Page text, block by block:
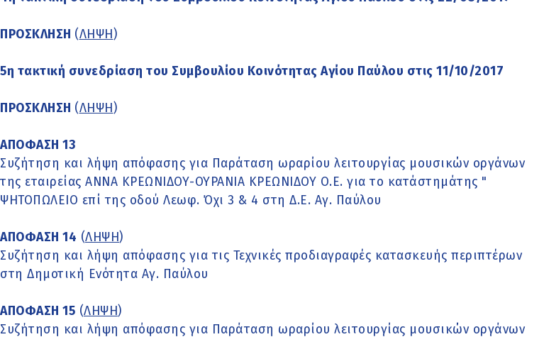
ΠΡΟΣΚΛΗΣΗ (ΛΗΨΗ)
5η τακτική συνεδρίαση του Συμβουλίου Κοινότητας Αγίου Παύλου στις 11/10/2017
ΠΡΟΣΚΛΗΣΗ (ΛΗΨΗ)
ΑΠΟΦΑΣΗ 13
Συζήτηση και λήψη απόφασης για Παράταση ωραρίου λειτουργίας μουσικών οργάνων
της εταιρείας ΑΝΝΑ ΚΡΕΩΝΙΔΟΥ-ΟΥΡΑΝΙΑ ΚΡΕΩΝΙΔΟΥ Ο.Ε. για το κατάστημάτης "
ΨΗΤΟΠΩΛΕΙΟ επί της οδού Λεωφ. Όχι 3 & 4 στη Δ.Ε. Αγ. Παύλου
ΑΠΟΦΑΣΗ 14 (ΛΗΨΗ)
Συζήτηση και λήψη απόφασης για τις Τεχνικές προδιαγραφές κατασκευής περιπτέρων
στη Δημοτική Ενότητα Αγ. Παύλου
ΑΠΟΦΑΣΗ 15 (ΛΗΨΗ)
Συζήτηση και λήψη απόφασης για Παράταση ωραρίου λειτουργίας μουσικών οργάνων